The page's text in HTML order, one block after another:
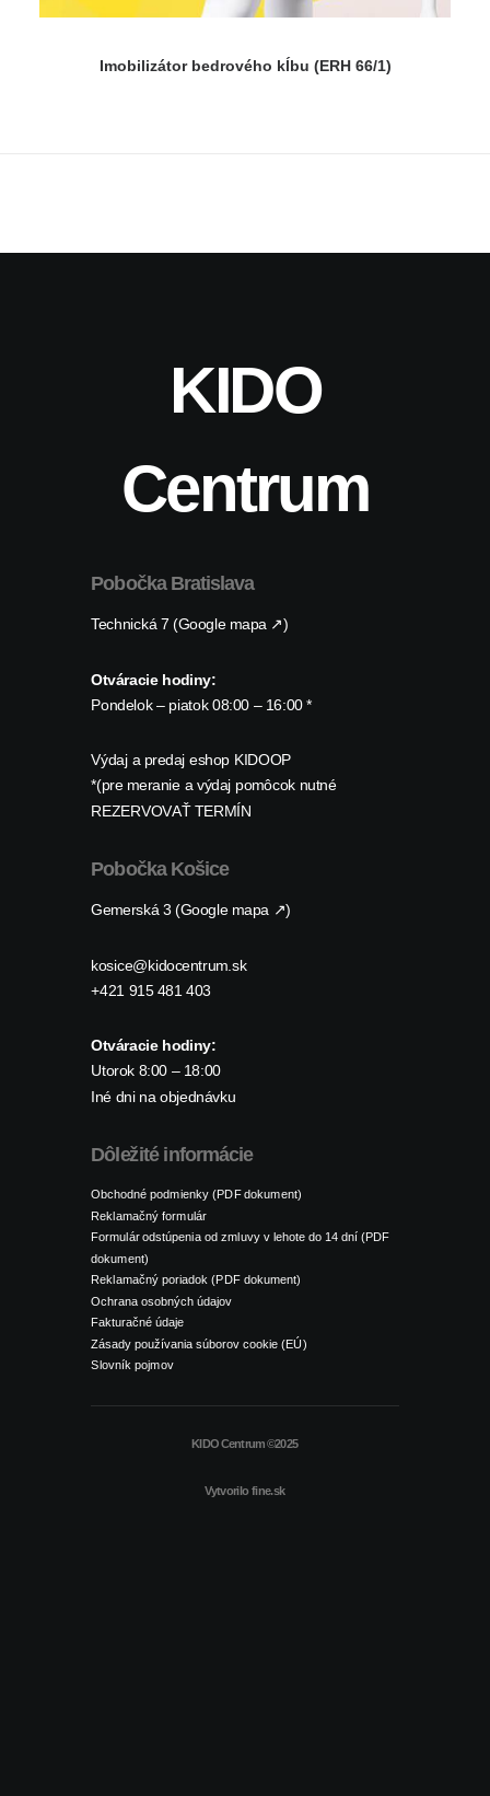
Imobilizátor bedrového kĺbu (ERH 66/1)
KIDO
Centrum
Pobočka Bratislava
Technická 7 (Google mapa ↗)
Otváracie hodiny:
Pondelok – piatok 08:00 – 16:00 *
Výdaj a predaj eshop KIDOOP
*(pre meranie a výdaj pomôcok nutné
REZERVOVAŤ TERMÍN
Pobočka Košice
Gemerská 3 (Google mapa ↗)
kosice@kidocentrum.sk
+421 915 481 403
Otváracie hodiny:
Utorok 8:00 – 18:00
Iné dni na objednávku
Dôležité informácie
Obchodné podmienky (PDF dokument)
Reklamačný formulár
Formulár odstúpenia od zmluvy v lehote do 14 dní (PDF
dokument)
Reklamačný poriadok (PDF dokument)
Ochrana osobných údajov
Fakturačné údaje
Zásady používania súborov cookie (EÚ)
Slovník pojmov
KIDO Centrum ©2025
Vytvorilo fine.sk